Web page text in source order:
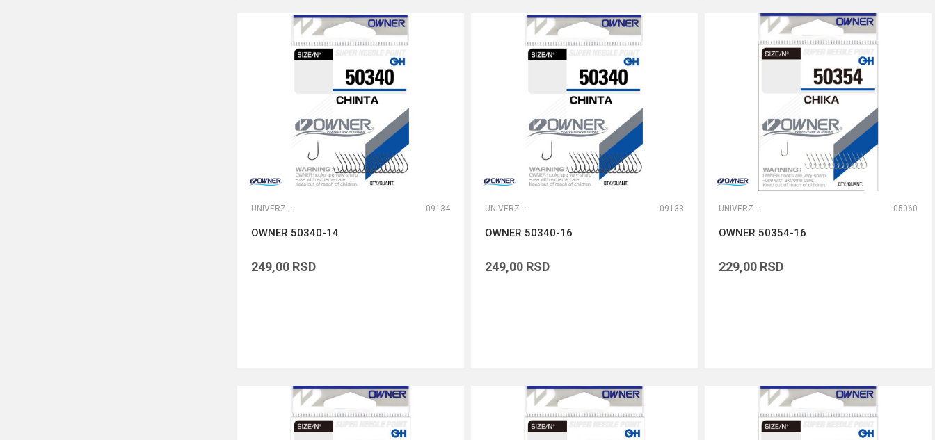
UNIVERZALNE UDICE 09134
OWNER 50340-14
249,00 RSD
UNIVERZALNE UDICE 09133
OWNER 50340-16
249,00 RSD
UNIVERZALNE UDICE 05060
OWNER 50354-16
229,00 RSD